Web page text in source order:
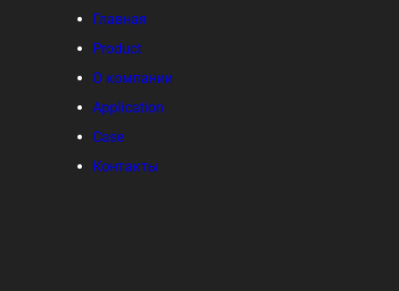
Главная
Product
О компании
Application
Case
Контакты